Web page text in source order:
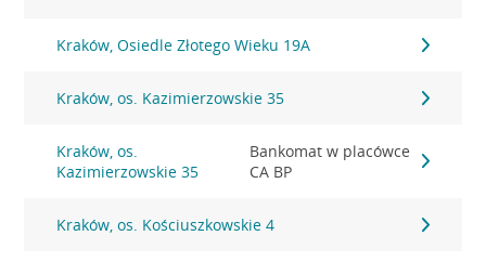
Kraków, Osiedle Złotego Wieku 19A
Kraków, os. Kazimierzowskie 35
Kraków, os.
Kazimierzowskie 35
Bankomat w placówce
CA BP
Kraków, os. Kościuszkowskie 4